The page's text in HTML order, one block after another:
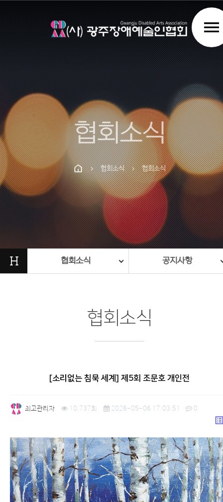
menu
협회소식
chevron_right 협회소식 chevron_right 협회소식
H 협회소식 공지사항
협회소식
[소리없는 침묵 세계] 제5회 조문호 개인전
최고관리자 10,737회 2026-05-06 17:03:51 0
본문